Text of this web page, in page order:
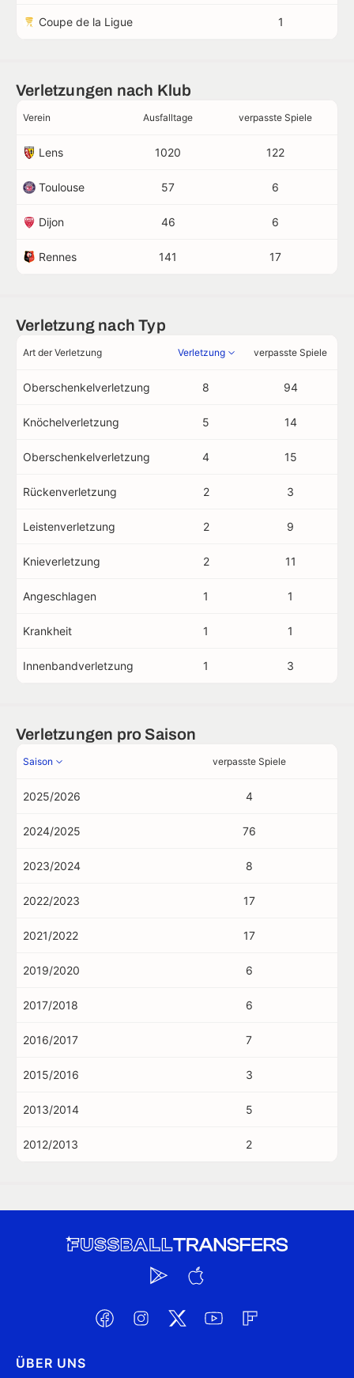
Coupe de la Ligue 1
Verletzungen nach Klub
Verein Ausfalltage verpasste Spiele
Lens 1020 122
Toulouse 57 6
Dijon 46 6
Rennes 141 17
Verletzung nach Typ
Art der Verletzung Verletzung verpasste Spiele
Oberschenkelverletzung 8 94
Knöchelverletzung 5 14
Oberschenkelverletzung 4 15
Rückenverletzung 2 3
Leistenverletzung 2 9
Knieverletzung 2 11
Angeschlagen 1 1
Krankheit 1 1
Innenbandverletzung 1 3
Verletzungen pro Saison
Saison verpasste Spiele
2025/2026 4
2024/2025 76
2023/2024 8
2022/2023 17
2021/2022 17
2019/2020 6
2017/2018 6
2016/2017 7
2015/2016 3
2013/2014 5
2012/2013 2
ÜBER UNS